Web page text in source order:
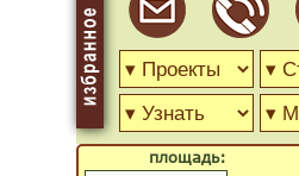
площадь: